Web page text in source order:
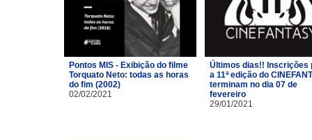
Pontos MIS - Exibição do filme
Torquato Neto: todas as horas
do fim (2002)
02/02/2021
Últimos dias!! Inscrições
a 11ª edição do
terminam no dia 07 de
fevereiro
29/01/2021